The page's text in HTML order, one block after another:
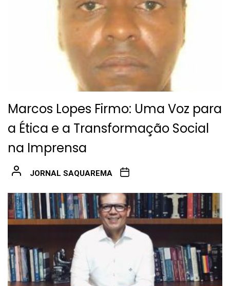
Marcos Lopes Firmo: Uma Voz para
a Ética e a Transformação Social
na Imprensa
JORNAL SAQUAREMA